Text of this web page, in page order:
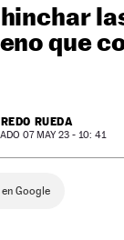
que
RUEDA
07 MAY 23 - 10: 41
Google